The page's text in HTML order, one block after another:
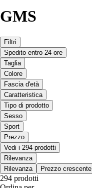
GMS
Filtri
Spedito entro 24 ore
Taglia
Colore
Fascia d'età
Caratteristica
Tipo di prodotto
Sesso
Sport
Prezzo
Vedi i 294 prodotti
Rilevanza
Rilevanza
Prezzo crescente
294 prodotti